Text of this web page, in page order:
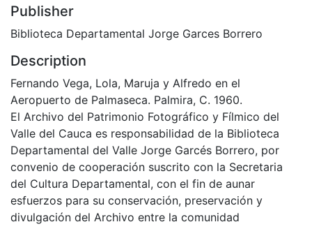
Publisher
Biblioteca Departamental Jorge Garces Borrero
Description
Fernando Vega, Lola, Maruja y Alfredo en el
Aeropuerto de Palmaseca. Palmira, C. 1960.
El Archivo del Patrimonio Fotográfico y Fílmico del
Valle del Cauca es responsabilidad de la Biblioteca
Departamental del Valle Jorge Garcés Borrero, por
convenio de cooperación suscrito con la Secretaria
del Cultura Departamental, con el fin de aunar
esfuerzos para su conservación, preservación y
divulgación del Archivo entre la comunidad